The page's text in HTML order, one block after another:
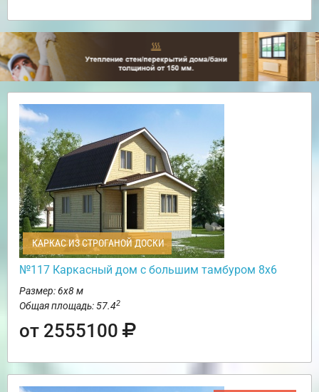
КАРКАС ИЗ СТРОГАНОЙ ДОСКИ
№117 Каркасный дом с большим тамбуром 8х6
Размер: 6х8 м
Общая площадь: 57.42
от 2555100